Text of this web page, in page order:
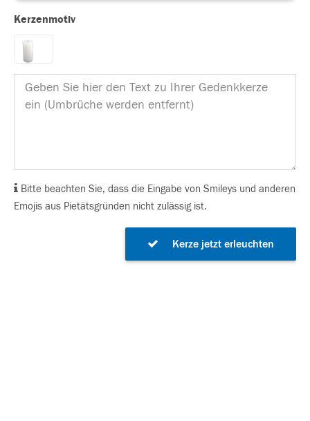
Kerzenmotiv
Bitte beachten Sie, dass die Eingabe von Smileys und anderen
Emojis aus Pietätsgründen nicht zulässig ist.
Kerze jetzt erleuchten